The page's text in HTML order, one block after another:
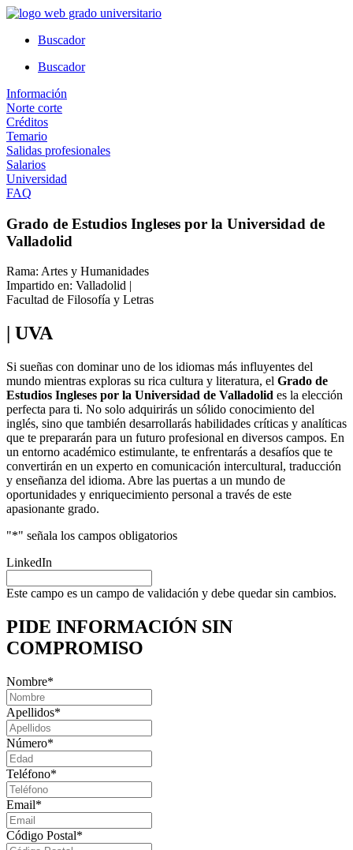
Ir
contenidoBuscador
Buscador
Información
Norte corte
Créditos
Temario
Salidas profesionales
Salarios
Universidad
FAQ
Grado de Estudios Ingleses por la Universidad de
Valladolid
Rama: Artes y Humanidades
Impartido en: Valladolid |
Facultad de Filosofía y Letras
| UVA
Si sueñas con dominar uno de los idiomas más influyentes del
mundo mientras exploras su rica cultura y literatura, el Grado de
Estudios Ingleses por la Universidad de Valladolid es la elección
perfecta para ti. No solo adquirirás un sólido conocimiento del
inglés, sino que también desarrollarás habilidades críticas y analíticas
que te prepararán para un futuro profesional en diversos campos. En
un entorno académico estimulante, te enfrentarás a desafíos que te
convertirán en un experto en comunicación intercultural, traducción
y enseñanza del idioma. Abre las puertas a un mundo de
oportunidades y enriquecimiento personal a través de este
apasionante grado.
"*" señala los campos obligatorios
LinkedIn
Este campo es un campo de validación y debe quedar sin cambios.
PIDE INFORMACIÓN SIN
COMPROMISO
Nombre*
Apellidos*
Número*
Teléfono*
Email*
Código Postal*